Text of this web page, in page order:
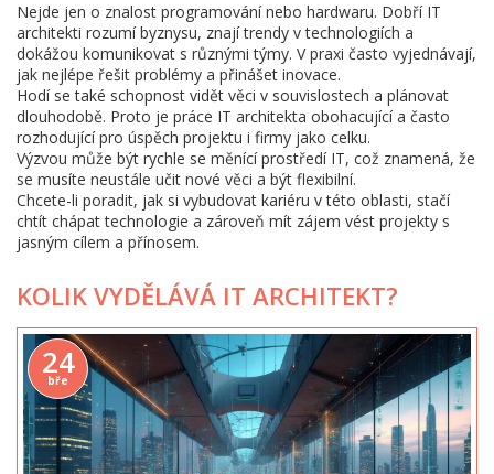
Nejde jen o znalost programování nebo hardwaru. Dobří IT
architekti rozumí byznysu, znají trendy v technologiích a
dokážou komunikovat s různými týmy. V praxi často vyjednávají,
jak nejlépe řešit problémy a přinášet inovace.
Hodí se také schopnost vidět věci v souvislostech a plánovat
dlouhodobě. Proto je práce IT architekta obohacující a často
rozhodující pro úspěch projektu i firmy jako celku.
Výzvou může být rychle se měnící prostředí IT, což znamená, že
se musíte neustále učit nové věci a být flexibilní.
Chcete-li poradit, jak si vybudovat kariéru v této oblasti, stačí
chtít chápat technologie a zároveň mít zájem vést projekty s
jasným cílem a přínosem.
KOLIK VYDĚLÁVÁ IT ARCHITEKT?
24
bře